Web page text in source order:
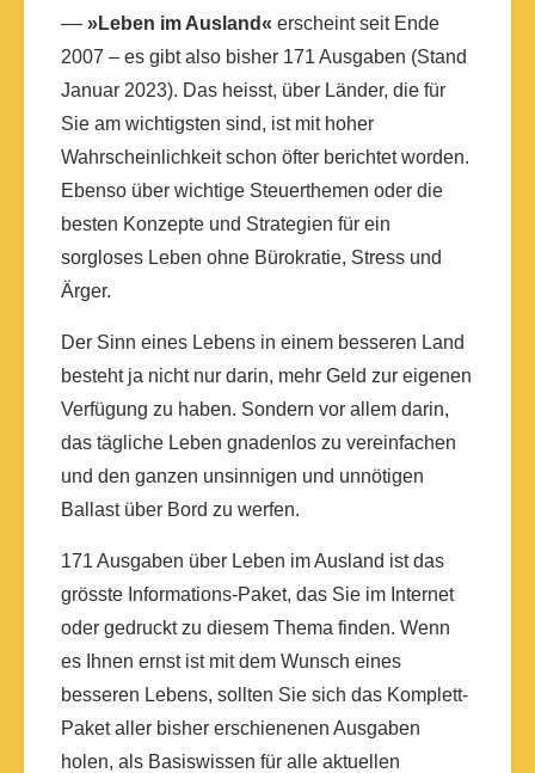
–– »Leben im Ausland« erscheint seit Ende
2007 – es gibt also bisher 171 Ausgaben (Stand
Januar 2023). Das heisst, über Länder, die für
Sie am wichtigsten sind, ist mit hoher
Wahrscheinlichkeit schon öfter berichtet worden.
Ebenso über wichtige Steuerthemen oder die
besten Konzepte und Strategien für ein
sorgloses Leben ohne Bürokratie, Stress und
Ärger.
Der Sinn eines Lebens in einem besseren Land
besteht ja nicht nur darin, mehr Geld zur eigenen
Verfügung zu haben. Sondern vor allem darin,
das tägliche Leben gnadenlos zu vereinfachen
und den ganzen unsinnigen und unnötigen
Ballast über Bord zu werfen.
171 Ausgaben über Leben im Ausland ist das
grösste Informations-Paket, das Sie im Internet
oder gedruckt zu diesem Thema finden. Wenn
es Ihnen ernst ist mit dem Wunsch eines
besseren Lebens, sollten Sie sich das Komplett-
Paket aller bisher erschienenen Ausgaben
holen, als Basiswissen für alle aktuellen